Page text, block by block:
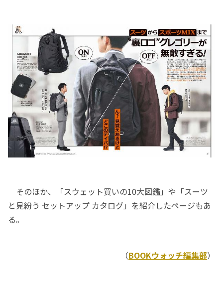
そのほか、「スウェット買いの10大図鑑」や「スーツ
と見紛う セットアップ カタログ」を紹介したページもあ
る。
（BOOKウォッチ編集部）